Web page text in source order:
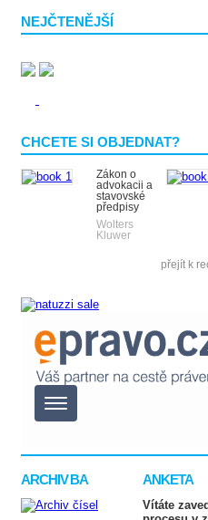
NEJČTENĚJŠÍ
CHCETE SI OBJEDNAT?
Zákon o
advokacii a
stavovské
předpisy
Wolters
Kluwer
přejít k
ARCHIV BA ANKETA
Vítáte